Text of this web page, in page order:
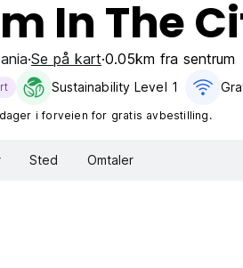
In The
Se på kart 0.05km fra sentrum
Sustainability Level 1
i forveien for gratis avbestilling.
Sted Omtaler